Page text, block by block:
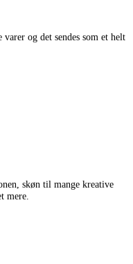
og det sendes som et helt
skøn til mange kreative
mere.